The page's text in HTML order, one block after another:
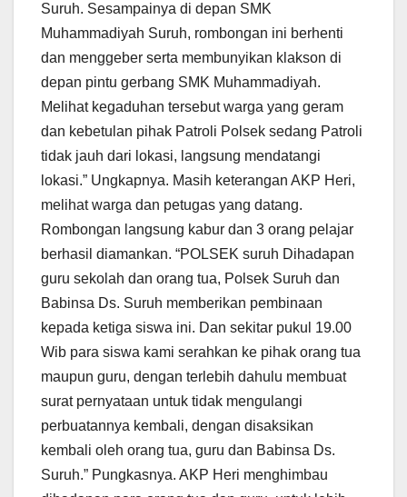
Suruh. Sesampainya di depan SMK
Muhammadiyah Suruh, rombongan ini berhenti
dan menggeber serta membunyikan klakson di
depan pintu gerbang SMK Muhammadiyah.
Melihat kegaduhan tersebut warga yang geram
dan kebetulan pihak Patroli Polsek sedang Patroli
tidak jauh dari lokasi, langsung mendatangi
lokasi.” Ungkapnya. Masih keterangan AKP Heri,
melihat warga dan petugas yang datang.
Rombongan langsung kabur dan 3 orang pelajar
berhasil diamankan. “POLSEK suruh Dihadapan
guru sekolah dan orang tua, Polsek Suruh dan
Babinsa Ds. Suruh memberikan pembinaan
kepada ketiga siswa ini. Dan sekitar pukul 19.00
Wib para siswa kami serahkan ke pihak orang tua
maupun guru, dengan terlebih dahulu membuat
surat pernyataan untuk tidak mengulangi
perbuatannya kembali, dengan disaksikan
kembali oleh orang tua, guru dan Babinsa Ds.
Suruh.” Pungkasnya. AKP Heri menghimbau